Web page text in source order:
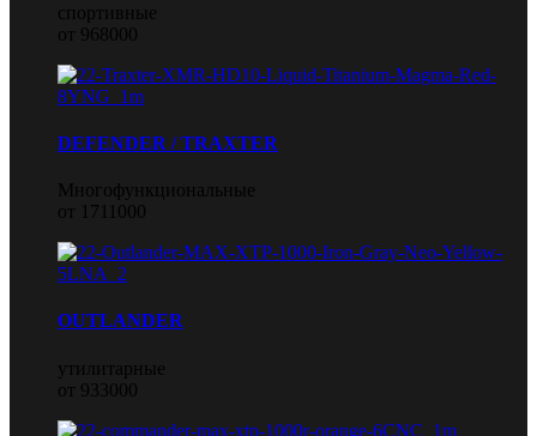
спортивные
от 968000
DEFENDER / TRAXTER
Многофункциональные
от 1711000
OUTLANDER
утилитарные
от 933000